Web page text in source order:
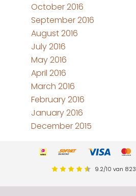
October 2016
September 2016
August 2016
July 2016
May 2016
April 2016
March 2016
February 2016
January 2016
December 2015
9.2/10 van 823